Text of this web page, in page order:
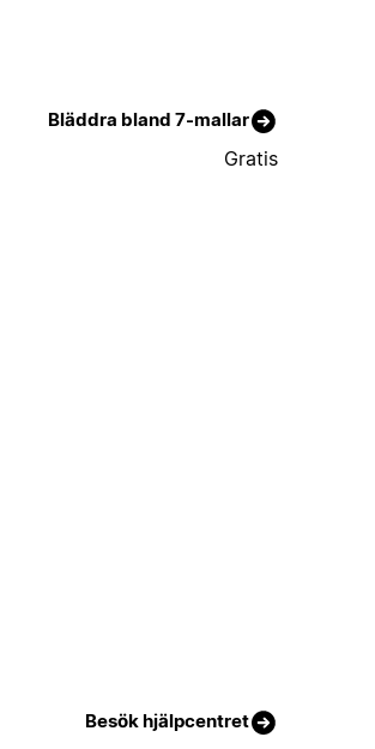
Bläddra bland 7-mallar
Gratis
Besök hjälpcentret